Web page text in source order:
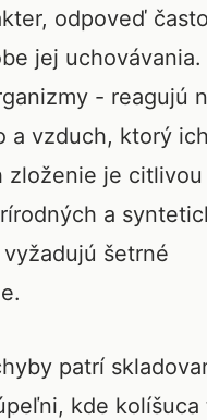
odpoveď
jej
- reagujú
a vzduch, ktorý ich
zloženie je citlivou
a
šetrné
patrí
kde kolíšuca